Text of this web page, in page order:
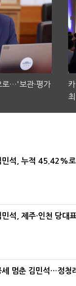
로…'보관·평가
민석, 누적 45.42%
민석, 제주·인천 당대
세 멈춘 김민석…정청